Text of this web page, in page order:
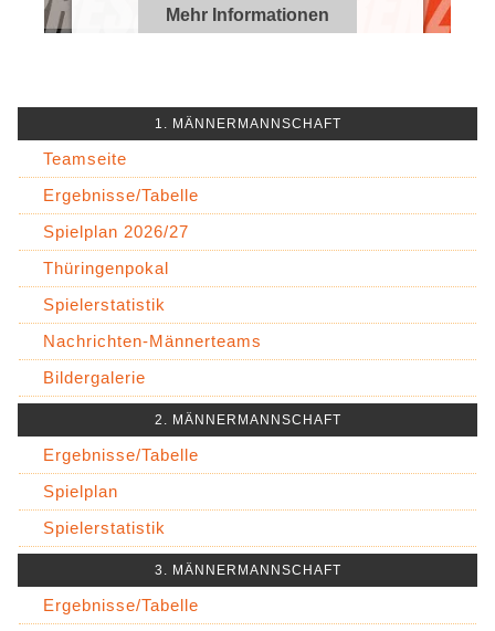
Mehr Informationen
Powered byUsercentrics Consent
1. MÄNNERMANNSCHAFT
Teamseite
Ergebnisse/Tabelle
Spielplan 2026/27
Thüringenpokal
Spielerstatistik
Nachrichten-Männerteams
Bildergalerie
2. MÄNNERMANNSCHAFT
Ergebnisse/Tabelle
Spielplan
Spielerstatistik
3. MÄNNERMANNSCHAFT
Ergebnisse/Tabelle